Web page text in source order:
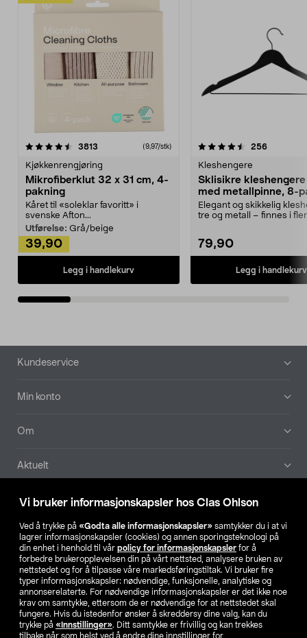
Vi bruker informasjonskapsler hos Clas Ohlson
Ved å trykke på «Godta alle informasjonskapsler» samtykker du i at vi
lagrer informasjonskapsler (cookies) og annen sporingsteknologi på
din enhet i henhold til vår policy for informasjonskapsler for å
forbedre brukeropplevelsen din på vårt nettsted, analysere bruken av
nettstedet og for å tilpasse våre markedsføringstiltak. Vi bruker fire
typer informasjonskapsler: nødvendige, funksjonelle, analytiske og
annonserelaterte. For nødvendige informasjonskapsler er det ikke noe
krav om samtykke, ettersom de er nødvendige for at nettstedet skal
fungere. Hvis du istedenfor ønsker å skreddersy dine valg, kan du
trykke på «Innstillinger». Ditt samtykke er frivillig og kan trekkes
tilbake når som helst ved å endre dine innstillinger for
3813 anmeldelser(9,97/stk)
Kjøkkenrengjøring
Mikrofiberklut 32 x 31 cm, 4-
pakning
Kåret til «soleklar favoritt» i
svenske Afton...
Utførelse: Grå/beige
39,90
Legg i handlekurv
4.5av 5 stjerner 256
Kleshengere
Sklisikre
med metallpinne, 8-
Elegant og skikkelig
tre og metall – finnes i
79,90
Legg i handlekurv
4.5av 5 stjerner
Bunntekst
Kundeservice
Min konto
Om
Aktuelt
Våre selskaper
Finn din butikk
SE NO FI